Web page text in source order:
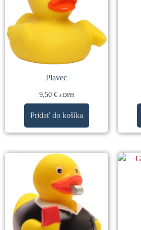
Plavec
9,50 € s DPH
Pridať do košíka